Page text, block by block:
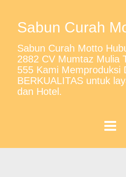
Sabun Curah
Sabun Curah Motto
2882 CV Mumtaz Mulia
555 Kami Memproduksi
BERKUALITAS untuk
dan Hotel.